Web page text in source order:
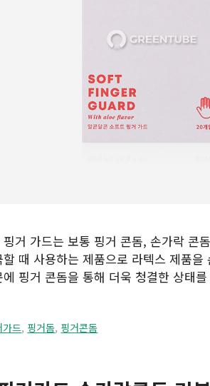
거 가드는 보통 핑거 콘돔, 손가락 콘
때 사용하는 제품으로 라텍스 제품
핑거 콘돔을 통해 더욱 청결한 상태
가드, 핑거돔, 핑거콘돔